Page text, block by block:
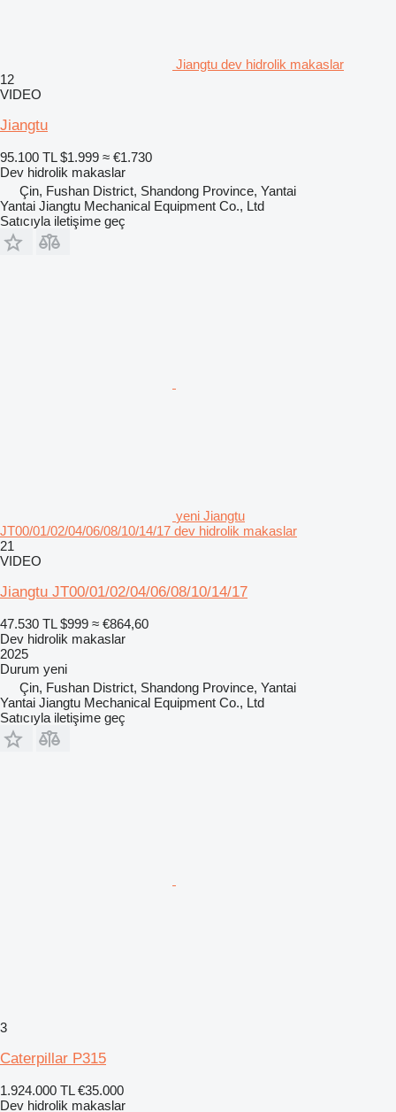
Jiangtu dev hidrolik makaslar
12
VIDEO
Jiangtu
95.100 TL $1.999 ≈ €1.730
Dev hidrolik makaslar
Çin, Fushan District, Shandong Province, Yantai
Yantai Jiangtu Mechanical Equipment Co., Ltd
Satıcıyla iletişime geç
yeni Jiangtu
JT00/01/02/04/06/08/10/14/17 dev hidrolik makaslar
21
VIDEO
Jiangtu JT00/01/02/04/06/08/10/14/17
47.530 TL $999 ≈ €864,60
Dev hidrolik makaslar
2025
Durum yeni
Çin, Fushan District, Shandong Province, Yantai
Yantai Jiangtu Mechanical Equipment Co., Ltd
Satıcıyla iletişime geç
3
Caterpillar P315
1.924.000 TL €35.000
Dev hidrolik makaslar